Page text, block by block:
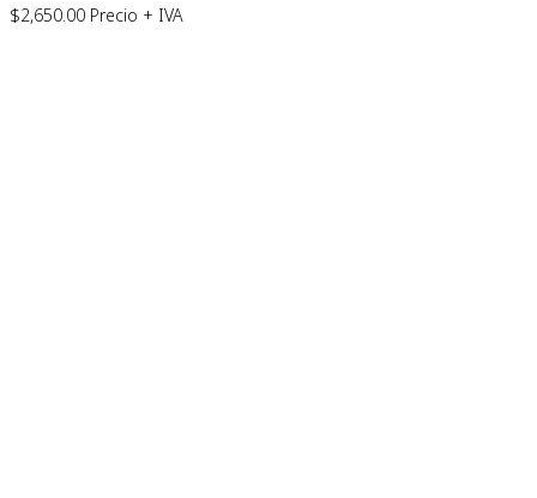
$2,650.00 Precio + IVA